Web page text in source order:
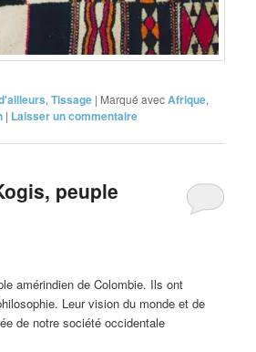
,Tissage | Marqué avecAfrique,
| Laisser un commentaire
peuple
amérindien de Colombie. Ils ont
Leur vision du monde et de
de notre société occidentale